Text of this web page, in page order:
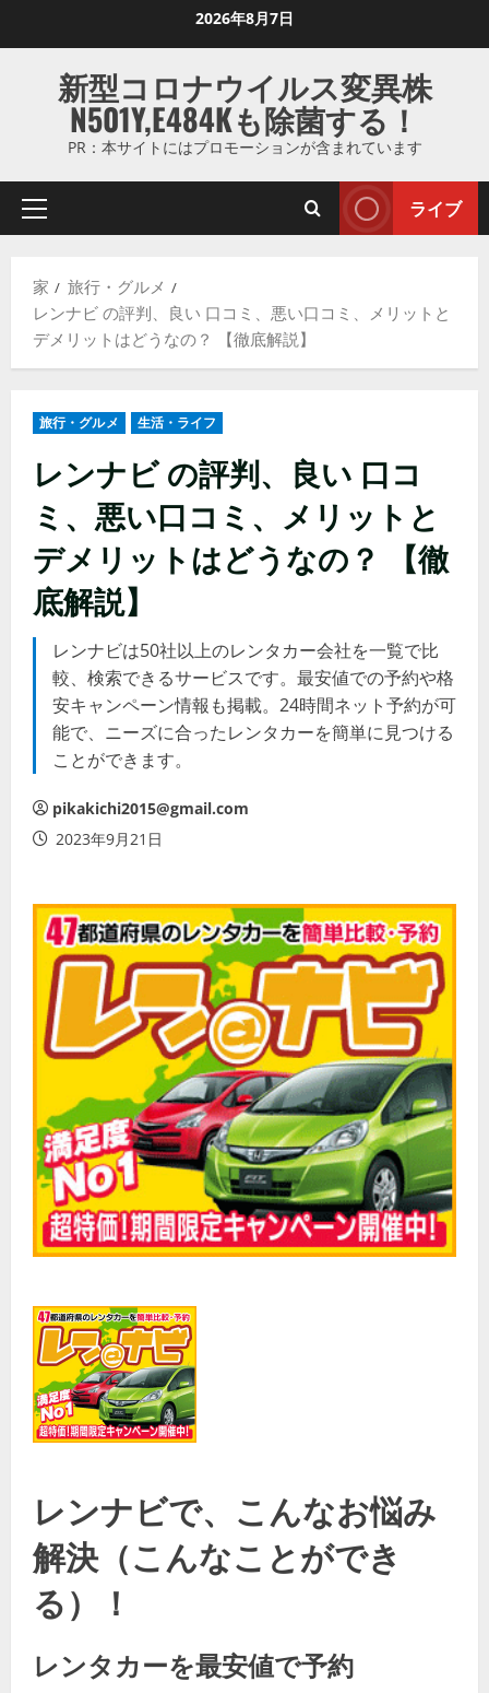
ス
ッ
2026年8月7日
新型コロナウイルス変異株
N501Y,E484Kも除菌する！
PR：本サイトにはプロモーションが含まれています
プ
マ
リ
メ
ー
ライブ
家
旅行・グルメ
レンナビ の評判、良い 口コミ、悪い口コミ、メリットと
デメリットはどうなの？ 【徹底解説】
旅行・グルメ 生活・ライフ
レンナビ の評判、良い 口コ
ミ、悪い口コミ、メリットと
デメリットはどうなの？ 【徹
底解説】
レンナビは50社以上のレンタカー会社を一覧で比
較、検索できるサービスです。最安値での予約や格
安キャンペーン情報も掲載。24時間ネット予約が可
能で、ニーズに合ったレンタカーを簡単に見つける
ことができます。
pikakichi2015@gmail.com
2023年9月21日
レンナビで、こんなお悩み
解決（こんなことができ
る）！
レンタカーを最安値で予約